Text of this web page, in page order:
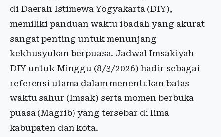
di Daerah Istimewa Yogyakarta (DIY),
memiliki panduan waktu ibadah yang akurat
sangat penting untuk menunjang
kekhusyukan berpuasa. Jadwal Imsakiyah
DIY untuk Minggu (8/3/2026) hadir sebagai
referensi utama dalam menentukan batas
waktu sahur (Imsak) serta momen berbuka
puasa (Magrib) yang tersebar di lima
kabupaten dan kota.